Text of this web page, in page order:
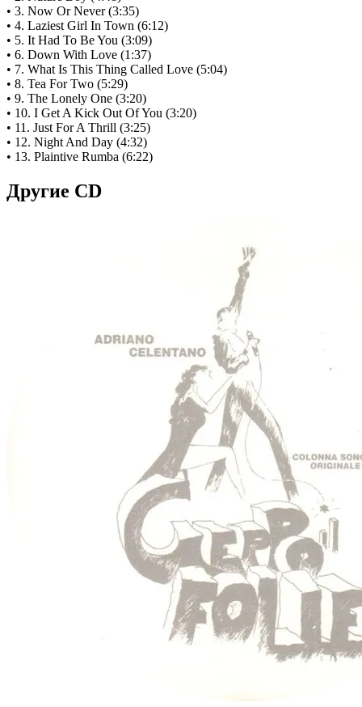
• 3. Now Or Never (3:35)
• 4. Laziest Girl In Town (6:12)
• 5. It Had To Be You (3:09)
• 6. Down With Love (1:37)
• 7. What Is This Thing Called Love (5:04)
• 8. Tea For Two (5:29)
• 9. The Lonely One (3:20)
• 10. I Get A Kick Out Of You (3:20)
• 11. Just For A Thrill (3:25)
• 12. Night And Day (4:32)
• 13. Plaintive Rumba (6:22)
Другие CD